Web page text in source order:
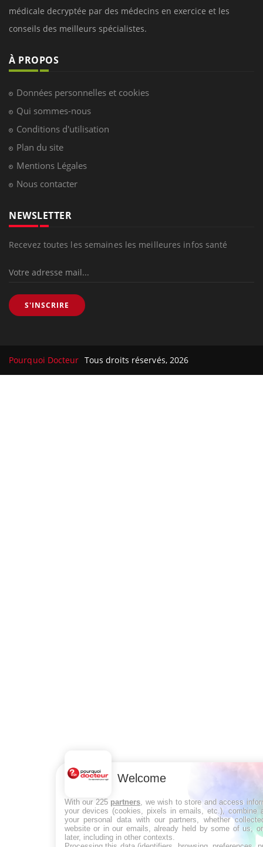
médicale decryptée par des médecins en exercice et les
conseils des meilleurs spécialistes.
À PROPOS
Données personnelles et cookies
Qui sommes-nous
Conditions d'utilisation
Plan du site
Mentions Légales
Nous contacter
NEWSLETTER
Recevez toutes les semaines les meilleures infos santé
S'INSCRIRE
Pourquoi Docteur Tous droits réservés, 2026
Welcome
With our 225 partners , we wish to store and access
your devices (cookies, pixels in emails, etc.), combine
your personal data with our partners, whether
website or in our emails, already held by some of us,
later, including in other contexts.